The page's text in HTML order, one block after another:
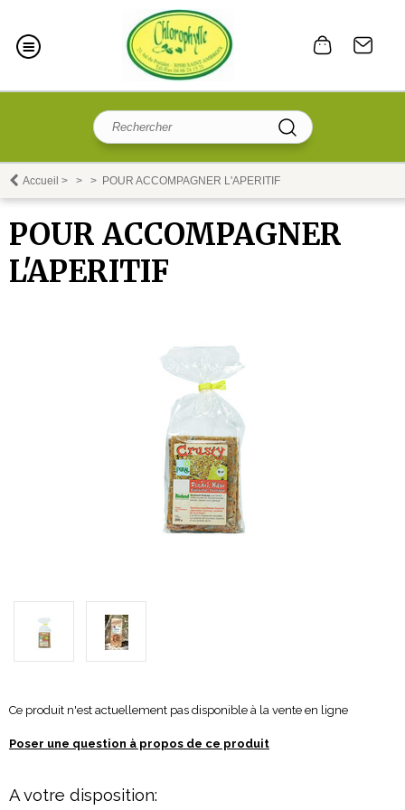
Accueil > > > POUR ACCOMPAGNER L'APERITIF
POUR ACCOMPAGNER
L'APERITIF
Ce produit n'est actuellement pas disponible à la vente en ligne
Poser une question à propos de ce produit
A votre disposition: